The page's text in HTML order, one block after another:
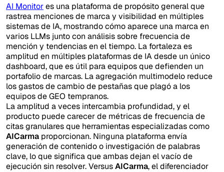
AI Monitores una plataforma de propósito general que
rastrea menciones de marca y visibilidad en múltiples
sistemas de IA, mostrando cómo aparece una marca en
varios LLMs junto con análisis sobre frecuencia de
mención y tendencias en el tiempo. La fortaleza es
amplitud en múltiples plataformas de IA desde un único
dashboard, que es útil para equipos que defienden un
portafolio de marcas. La agregación multimodelo reduce
los gastos de cambio de pestañas que plagó a los
equipos de GEO tempranos.
La amplitud a veces intercambia profundidad, y el
producto puede carecer de métricas de frecuencia de
citas granulares que herramientas especializadas como
AICarma proporcionan. Ninguna plataforma envía
generación de contenido o investigación de palabras
clave, lo que significa que ambas dejan el vacío de
ejecución sin resolver. VersusAICarma, el diferenciador